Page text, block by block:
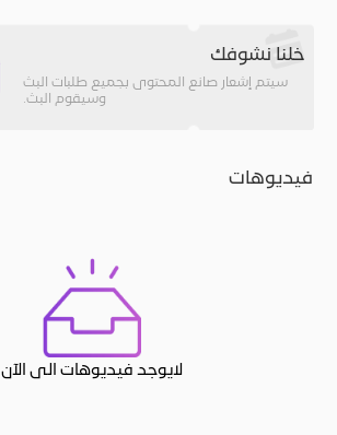
خلنا نشوفك
سيتم إشعار صانع المحتوى بجميع طلبات البث
وسيقوم البث.
فيديوهات
لايوجد فيديوهات الى الآن